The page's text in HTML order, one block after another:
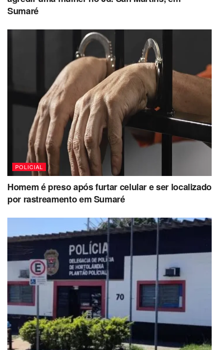
Sumaré
POLICIAL
Homem é preso após furtar celular e ser localizado
por rastreamento em Sumaré